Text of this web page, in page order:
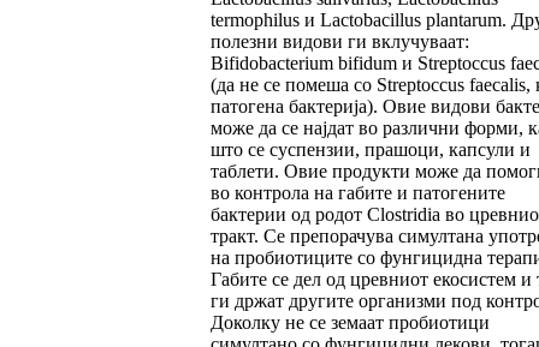
termophilus и Lactobacillus plantarum.
полезни видови ги вклучуваат:
Bifidobacterium bifidum и Streptoccus
(да не се помеша со Streptoccus faecalis,
патогена бактерија). Овие видови
може да се најдат во различни форми,
што се суспензии, прашоци, капсули и
таблети. Овие продукти може да
во контрола на габите и патогените
бактерии од родот Clostridia во
тракт. Се препорачува симултана
на пробиотиците со фунгицидна
Габите се дел од цревниот екосистем и
ги држат другите организми под
Доколку не се земаат пробиотици